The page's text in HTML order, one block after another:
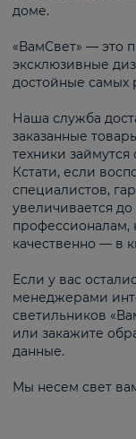
доме.
«ВамСвет» — это
эксклюзивные
достойные самых
Наша служба
заказанные
техники
Кстати, если
специалистов,
увеличивается
профессионалам,
качественно — в
Если у вас
менеджерами
светильников
или закажите
данные.
Мы несем свет